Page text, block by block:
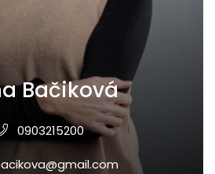
Bačiková
0903215200